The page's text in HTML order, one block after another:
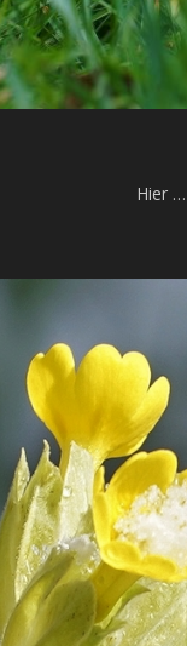
Hier …